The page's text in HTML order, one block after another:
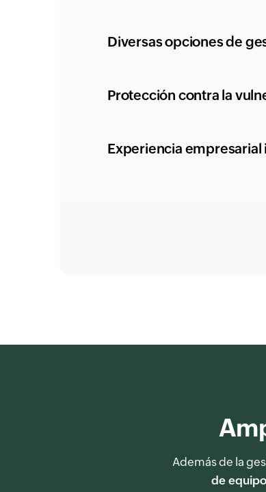
Diversas opciones de
Protección contra la
Experiencia empresarial
Además de la
de equipo